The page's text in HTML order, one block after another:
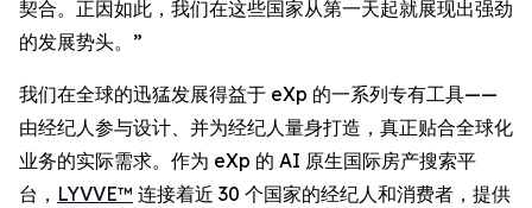
契合。正因如此，我们在这些国家从第一天起就展现出强劲
的发展势头。”
我们在全球的迅猛发展得益于 eXp 的一系列专有工具——
由经纪人参与设计、并为经纪人量身打造，真正贴合全球化
业务的实际需求。作为 eXp 的 AI 原生国际房产搜索平
台， LYVVE™ 连接着近 30 个国家的经纪人和消费者，提供